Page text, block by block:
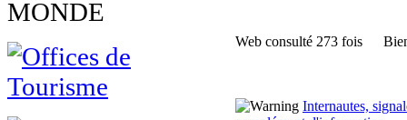
MONDE
Web consulté 273 fois
Internautes,